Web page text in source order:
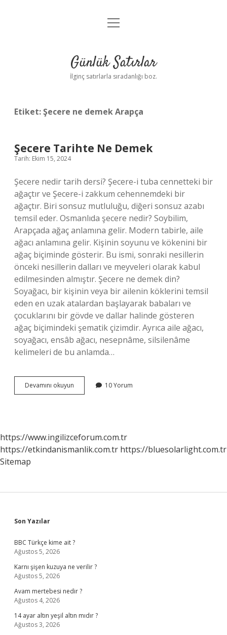
Anasayfa
Yasal Uyarı
menüyü
Günlük Satırlar
İlginç satırlarla sıradanlığı boz.
Etiket:Şecere ne demek Arapça
Şecere Tarihte Ne Demek
Tarih: Ekim 15, 2024
Şecere nedir tarih dersi? Şecere-i tuba cennetteki bir
ağaçtır ve Şecere-i zakkum cehennemdeki bir
ağaçtır. Biri sonsuz mutluluğu, diğeri sonsuz azabı
temsil eder. Osmanlıda şecere nedir? Soybilim,
Arapçada ağaç anlamına gelir. Modern tabirle, aile
ağacı anlamına gelir. Kişinin soyunu ve kökenini bir
ağaç biçiminde gösterir. Bu ismi, sonraki nesillerin
önceki nesillerin dalları ve meyveleri olarak kabul
edilmesinden almıştır. Şecere ne demek din?
Soyağacı, bir kişinin veya bir ailenin köklerini temsil
eden en uzak atalardan başlayarak babaları ve
çocuklarını bir gövde ve dallar halinde gösteren
ağaç biçimindeki şematik çizimdir. Ayrıca aile ağacı,
soyağacı, ensâb ağacı, nesepnâme, silsilenâme
kelimeleri de bu anlamda…
Devamını okuyun
Tarihte
10 Yorum
https://www.ingilizceforum.com.tr
https://etkindanismanlik.com.tr https://bluesolarlight.com.tr
Sitemap
Sidebar
Son Yazılar
BBC Türkçe kime ait ?
Ağustos 5, 2026
Karnı şişen kuzuya ne verilir ?
Ağustos 5, 2026
Avam mertebesi nedir ?
Ağustos 4, 2026
14 ayar altın yeşil altın mıdır ?
Ağustos 3, 2026